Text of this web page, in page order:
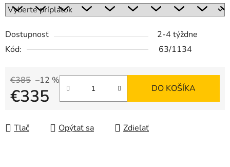
Dostupnosť
2-4 týždne
Kód:
63/1134
€385 –12 %
€335 DO KOŠÍKA
Tlač Opýtať sa Zdieľať